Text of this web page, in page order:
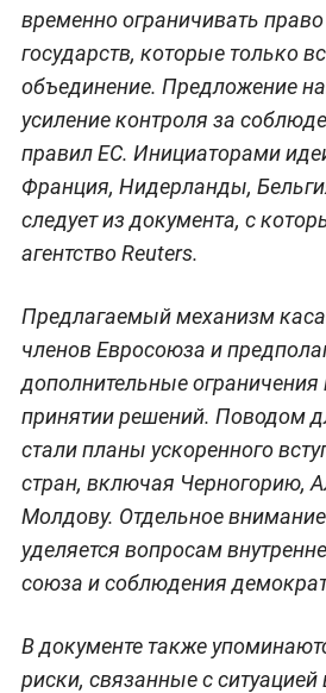
временно ограничивать
государств, которые только
объединение. Предложение
усиление контроля за
правил ЕС. Инициаторами
Франция, Нидерланды,
следует из документа, с
агентство Reuters.
Предлагаемый механизм
членов Евросоюза и
дополнительные ограничения
принятии решений. Поводом
стали планы ускоренного
стран, включая Черногорию,
Молдову. Отдельное
уделяется вопросам
союза и соблюдения
В документе также
риски, связанные с